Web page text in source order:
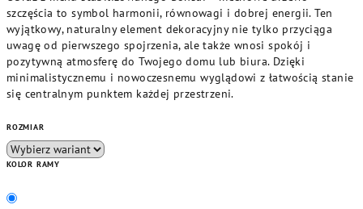
szczęścia to symbol harmonii, równowagi i dobrej energii. Ten
wyjątkowy, naturalny element dekoracyjny nie tylko przyciąga
uwagę od pierwszego spojrzenia, ale także wnosi spokój i
pozytywną atmosferę do Twojego domu lub biura. Dzięki
minimalistycznemu i nowoczesnemu wyglądowi z łatwością stanie
się centralnym punktem każdej przestrzeni.
ROZMIAR
KOLOR RAMY